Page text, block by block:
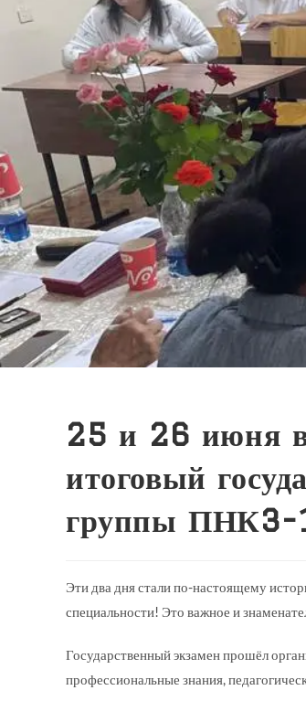
25 и 26 июня в
итоговый
группы ПНК3-
Эти два дня стали по-настоящему
специальности! Это важное и
Государственный экзамен прошёл
профессиональные знания,